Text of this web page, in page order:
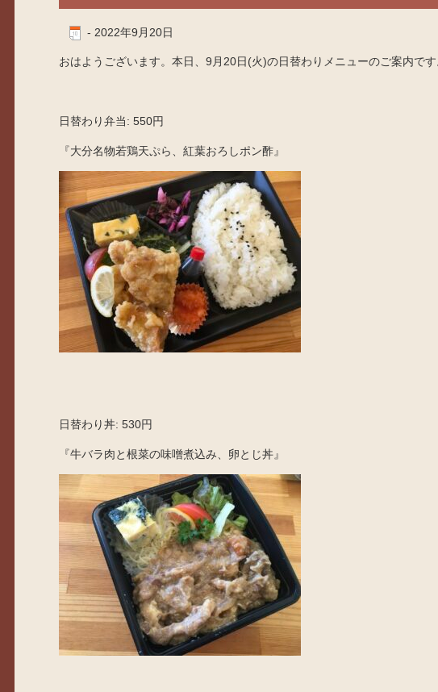
- 2022年9月20日
おはようございます。本日、9月20日(火)の日替わりメニューのご案内です
日替わり弁当: 550円
『大分名物若鶏天ぷら、紅葉おろしポン酢』
日替わり丼: 530円
『牛バラ肉と根菜の味噌煮込み、卵とじ丼』